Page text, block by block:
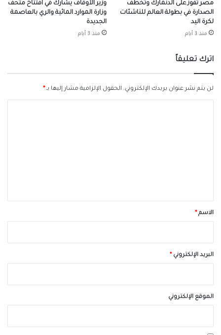
مصر تفوز على الدنمارك وتخطف
الصدارة في بطولة العالم للناشئات
لكرة اليد
منذ 3 أيام
وزير الأوقاف يشارك في افتتاح متحف
وزارة الموارد المائية والري بالعاصمة
الجديدة
منذ 3 أيام
اترك تعليقاً
لن يتم نشر عنوان بريدك الإلكتروني. الحقول الإلزامية مشار إليها بـ*
*الاسم*
البريد الإلكتروني*
الموقع الإلكتروني